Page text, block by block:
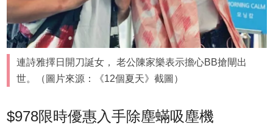
連詩雅擇日開刀誕女， 老公陳家樂表示擔心BB搶閘出
世。（圖片來源：《12個夏天》截圖）
$978限時優惠入手除塵蟎吸塵機